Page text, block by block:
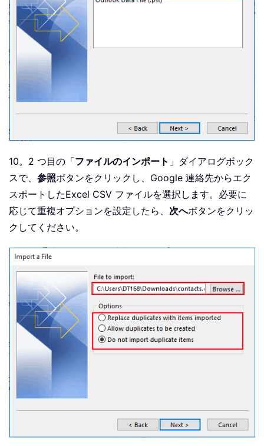
10。2 つ目の「ファイルのインポート 」ダイアログボック
スで、 参照ボタンをクリックし、Google 連絡先からエク
スポートしたExcel CSV ファイルを選択します。必要に
応じて重複オプションを設定したら、 次へボタンをクリッ
クしてください。